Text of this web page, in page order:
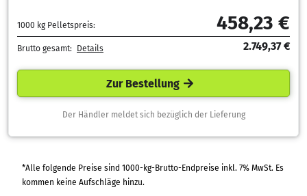
1000 kg Pelletspreis: 458,23 €
Brutto gesamt: Details 2.749,37 €
Zur Bestellung
Der Händler meldet sich bezüglich der Lieferung
*Alle folgende Preise sind 1000-kg-Brutto-Endpreise inkl. 7% MwSt. Es
kommen keine Aufschläge hinzu.